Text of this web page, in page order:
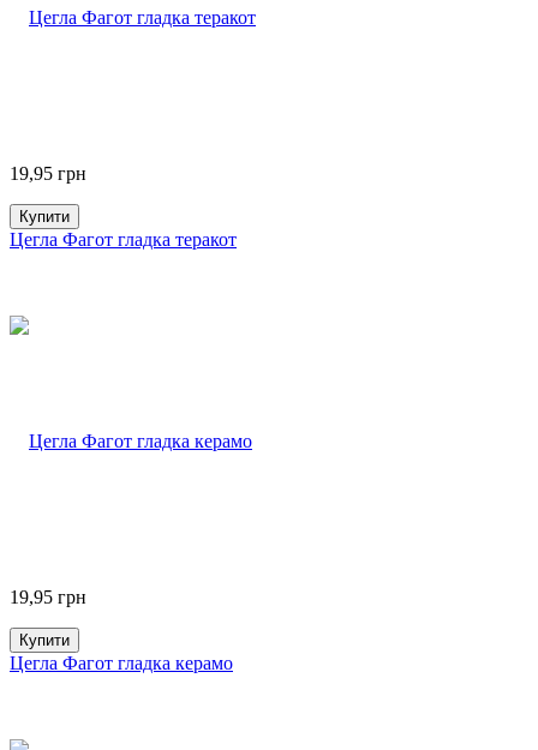
19,95 грн
Купити
Цегла Фагот гладка теракот
19,95 грн
Купити
Цегла Фагот гладка керамо